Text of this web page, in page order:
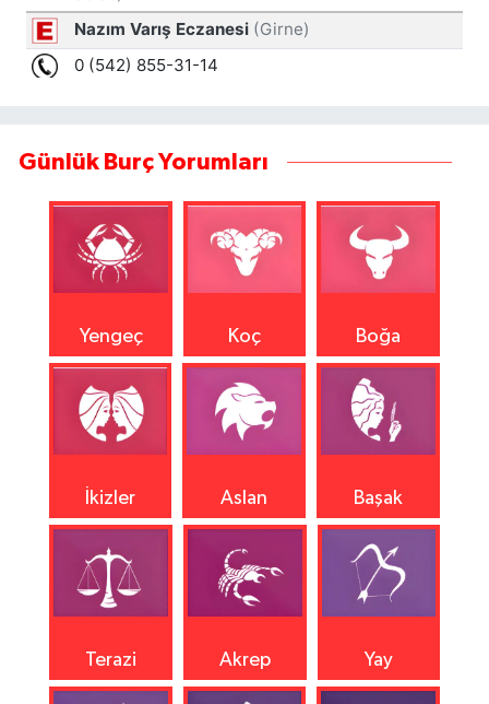
Günlük Burç Yorumları
Yengeç Koç Boğa
İkizler Aslan Başak
Terazi Akrep Yay